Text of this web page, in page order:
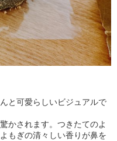
と可愛らしいビジュアルで
かされます。つきたてのよ
もぎの清々しい香りが鼻を